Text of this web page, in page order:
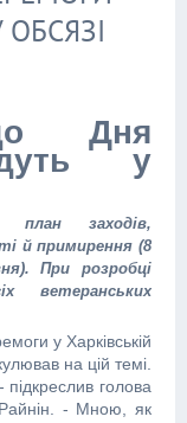
Дня
у
план заходів,
й примирення (8
При розробці
ветеранських
у Харківській
на цій темі.
голова
Райнін. - Мною, як